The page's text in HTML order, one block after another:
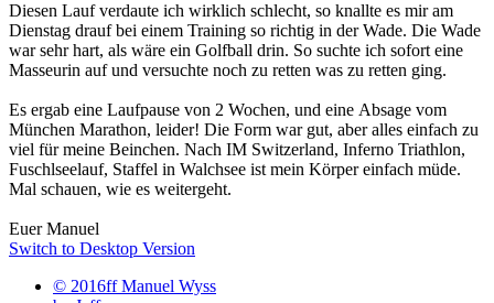
Diesen Lauf verdaute ich wirklich schlecht, so knallte es mir am
Dienstag drauf bei einem Training so richtig in der Wade. Die Wade
war sehr hart, als wäre ein Golfball drin. So suchte ich sofort eine
Masseurin auf und versuchte noch zu retten was zu retten ging.
Es ergab eine Laufpause von 2 Wochen, und eine Absage vom
München Marathon, leider! Die Form war gut, aber alles einfach zu
viel für meine Beinchen. Nach IM Switzerland, Inferno Triathlon,
Fuschlseelauf, Staffel in Walchsee ist mein Körper einfach müde.
Mal schauen, wie es weitergeht.
Euer Manuel
Switch to Desktop Version
© 2016ff Manuel Wyss